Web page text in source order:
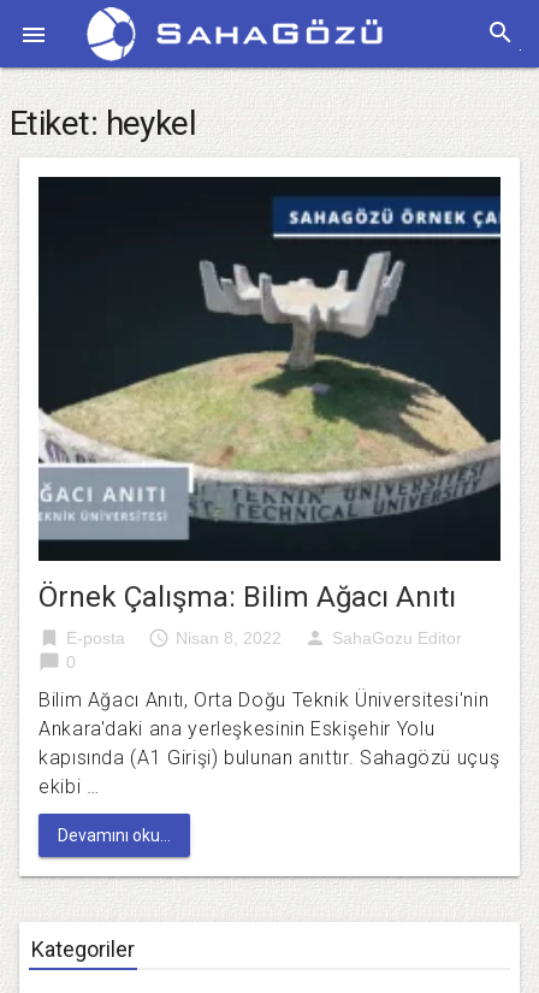
 search
Etiket: heykel
Örnek Çalışma: Bilim Ağacı Anıtı
bookmark E-posta access_time Nisan 8, 2022 person SahaGozu Editor
chat_bubble 0
Bilim Ağacı Anıtı, Orta Doğu Teknik Üniversitesi'nin
Ankara'daki ana yerleşkesinin Eskişehir Yolu
kapısında (A1 Girişi) bulunan anıttır. Sahagözü uçuş
ekibi …
Devamını oku...
Kategoriler